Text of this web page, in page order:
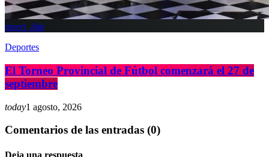
insert_link
Deportes
El Torneo Provincial de Fútbol comenzará el 27 de
septiembre
today1 agosto, 2026
Comentarios de las entradas (0)
Deja una respuesta